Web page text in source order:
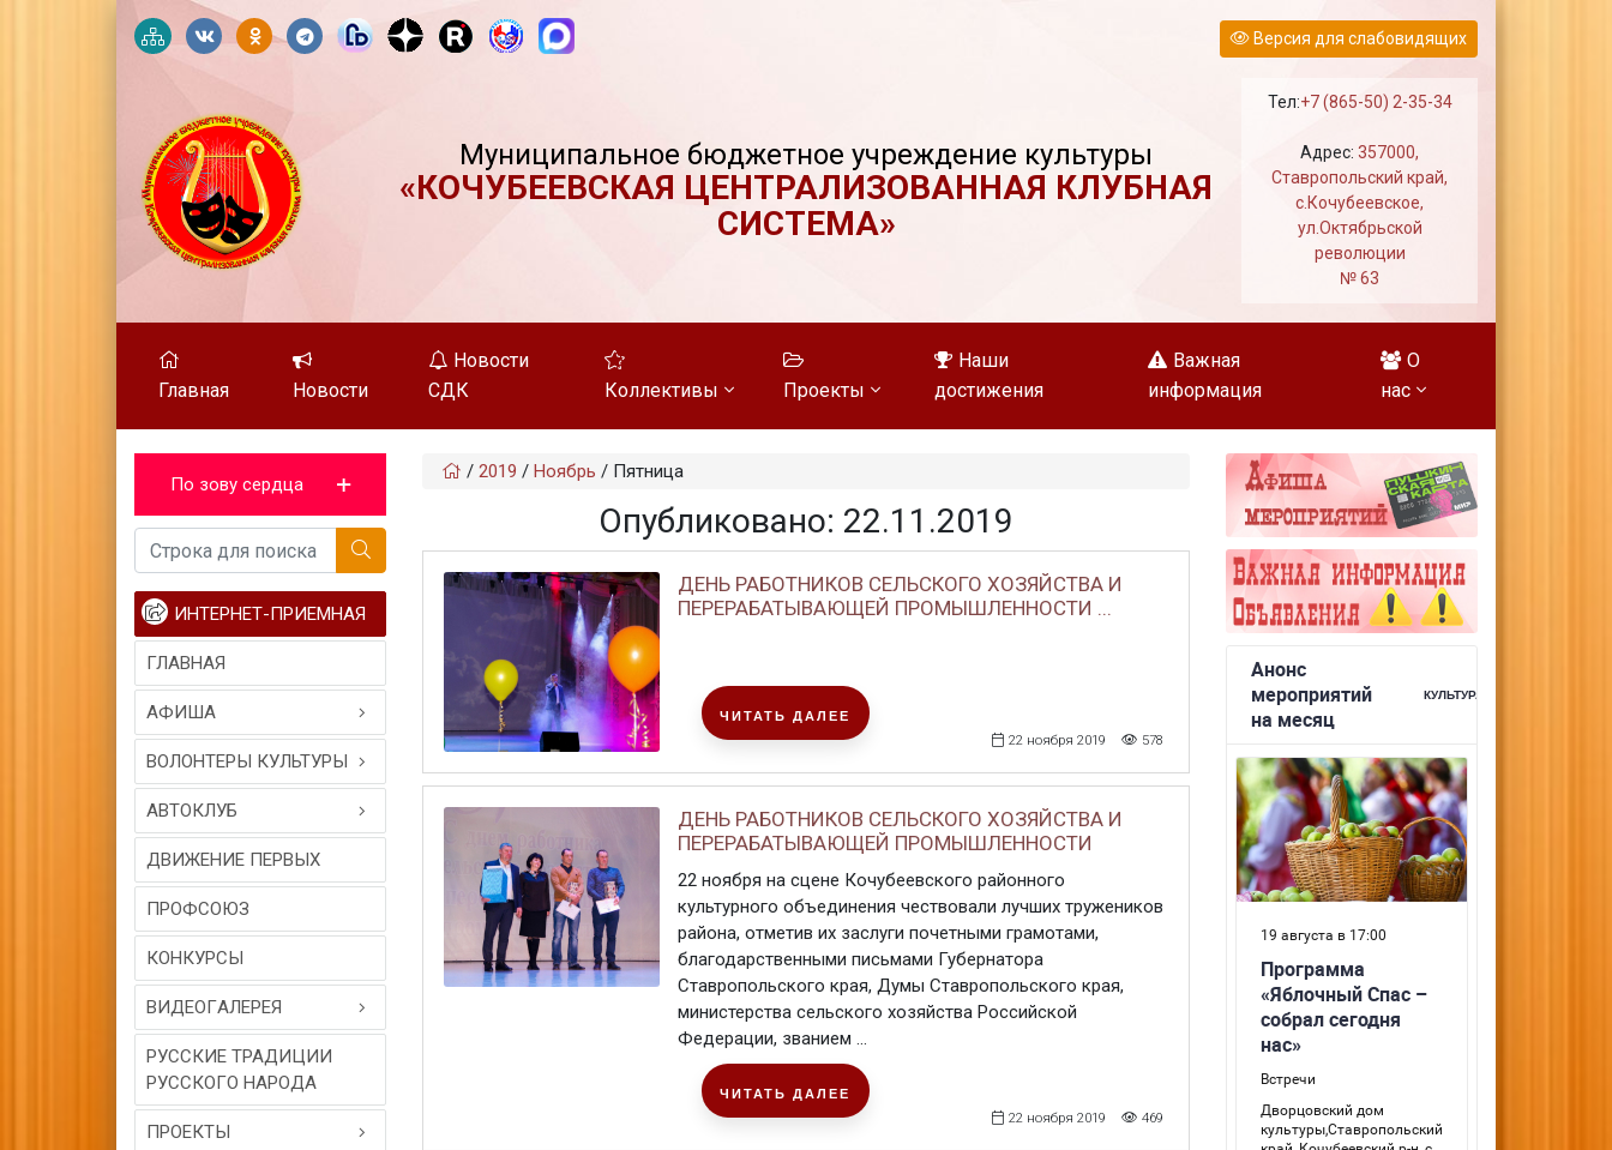
Версия для слабовидящих
Муниципальное бюджетное учреждение культуры
«КОЧУБЕЕВСКАЯ ЦЕНТРАЛИЗОВАННАЯ КЛУБНАЯ
СИСТЕМА»
Тел:+7 (865-50) 2-35-34
Адрес:357000,
Ставропольский край,
с.Кочубеевское,
ул.Октябрьской
революции
№ 63
Главная Новости
Новости
СДК
Коллективы Проекты
Наши
достижения
Важная
информация
О
нас
По зову сердца
ИНТЕРНЕТ-ПРИЕМНАЯ
ГЛАВНАЯ
АФИША
ВОЛОНТЕРЫ КУЛЬТУРЫ
АВТОКЛУБ
ДВИЖЕНИЕ ПЕРВЫХ
ПРОФСОЮЗ
КОНКУРСЫ
ВИДЕОГAЛЕРЕЯ
РУССКИЕ ТРАДИЦИИ
РУССКОГО НАРОДА
ПРОЕКТЫ
/ 2019 / Ноябрь / Пятница
Опубликовано: 22.11.2019
ДЕНЬ РАБОТНИКОВ СЕЛЬСКОГО ХОЗЯЙСТВА И
ПЕРЕРАБАТЫВАЮЩЕЙ ПРОМЫШЛЕННОСТИ ...
22 ноября 2019 578
ЧИТАТЬ ДАЛЕЕ
ДЕНЬ РАБОТНИКОВ СЕЛЬСКОГО ХОЗЯЙСТВА И
ПЕРЕРАБАТЫВАЮЩЕЙ ПРОМЫШЛЕННОСТИ
22 ноября на сцене Кочубеевского районного
культурного объединения чествовали лучших тружеников
района, отметив их заслуги почетными грамотами,
благодарственными письмами Губернатора
Ставропольского края, Думы Ставропольского края,
министерства сельского хозяйства Российской
Федерации, званием ...
22 ноября 2019 469
ЧИТАТЬ ДАЛЕЕ